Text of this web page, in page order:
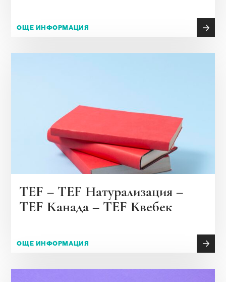
ОЩЕ ИНФОРМАЦИЯ
TEF – TEF Натурализация –
TEF Канада – TEF Квебек
ОЩЕ ИНФОРМАЦИЯ